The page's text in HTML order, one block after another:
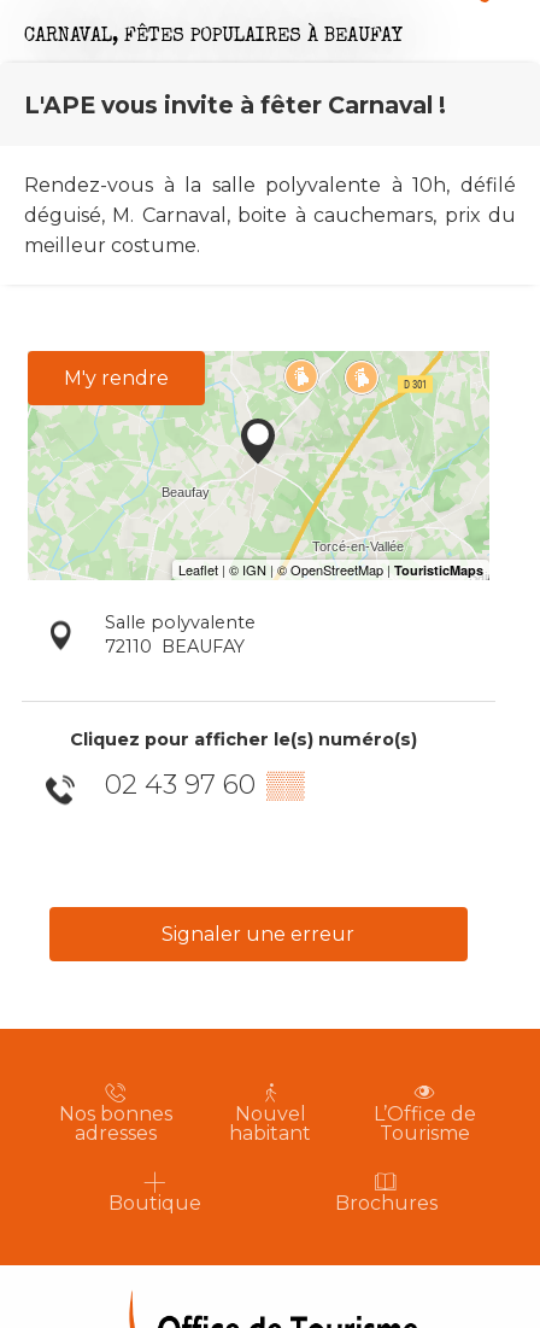
CARNAVAL, FÊTES POPULAIRES À BEAUFAY
L'APE vous invite à fêter Carnaval !
Rendez-vous à la salle polyvalente à 10h, défilé
déguisé, M. Carnaval, boite à cauchemars, prix du
meilleur costume.
M'y rendre
Salle polyvalente
72110
BEAUFAY
Cliquez pour afficher le(s) numéro(s)
02 43 97 60 ▒▒
Signaler une erreur
Nos bonnes
adresses
Nouvel
habitant
L’Office de
Tourisme
Boutique Brochures